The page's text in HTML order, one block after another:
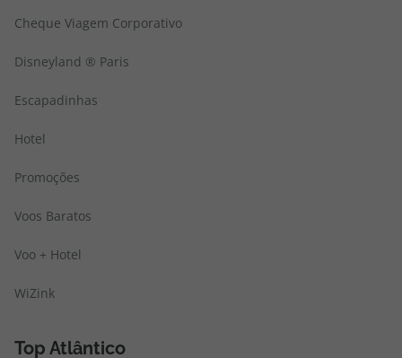
Cheque Viagem Corporativo
Disneyland ® Paris
Escapadinhas
Hotel
Promoções
Voos Baratos
Voo + Hotel
WiZink
Top Atlântico